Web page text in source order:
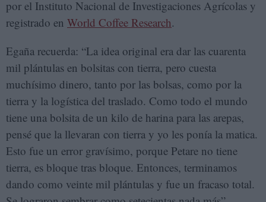
por el Instituto Nacional de Investigaciones Agrícolas y
registrado en World Coffee Research.
Egaña recuerda: “La idea original era dar las cuarenta
mil plántulas en bolsitas con tierra, pero cuesta
muchísimo dinero, tanto por las bolsas, como por la
tierra y la logística del traslado. Como todo el mundo
tiene una bolsita de un kilo de harina para las arepas,
pensé que la llevaran con tierra y yo les ponía la matica.
Esto fue un error gravísimo, porque Petare no tiene
tierra, es bloque tras bloque. Entonces, terminamos
dando como veinte mil plántulas y fue un fracaso total.